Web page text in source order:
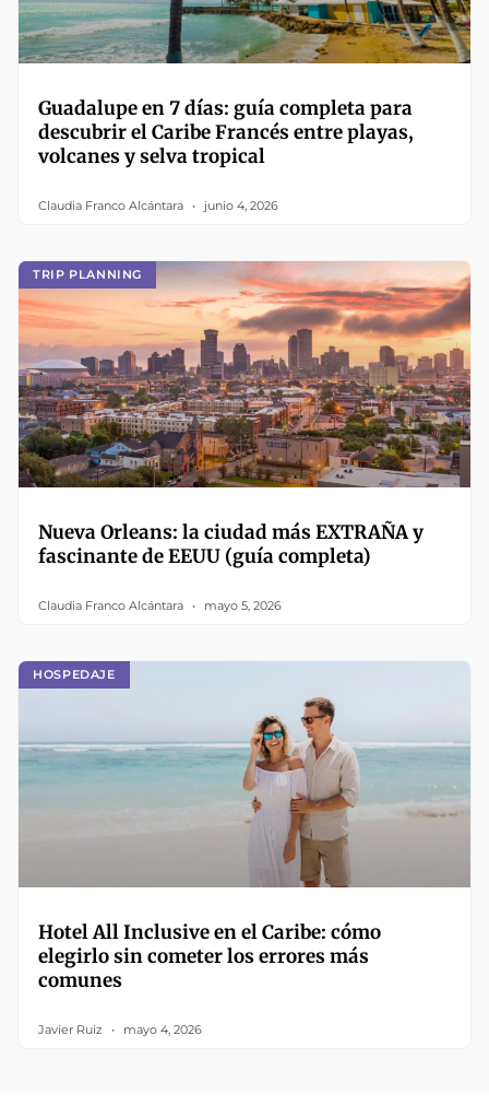
Guadalupe en 7 días: guía completa para
descubrir el Caribe Francés entre playas,
volcanes y selva tropical
Claudia Franco Alcántara junio 4, 2026
TRIP PLANNING
Nueva Orleans: la ciudad más EXTRAÑA y
fascinante de EEUU (guía completa)
Claudia Franco Alcántara mayo 5, 2026
HOSPEDAJE
Hotel All Inclusive en el Caribe: cómo
elegirlo sin cometer los errores más
comunes
Javier Ruiz mayo 4, 2026